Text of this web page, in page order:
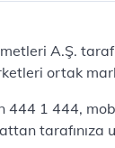
Fi 6
A.Ş.
ortak
444 1 444,
tarafınıza